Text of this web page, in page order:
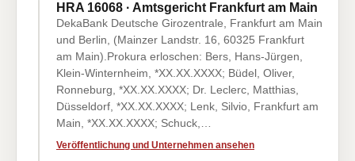
HRA 16068 · Amtsgericht Frankfurt am Main
DekaBank Deutsche Girozentrale, Frankfurt am Main
und Berlin, (Mainzer Landstr. 16, 60325 Frankfurt
am Main).Prokura erloschen: Bers, Hans-Jürgen,
Klein-Winternheim, *XX.XX.XXXX; Büdel, Oliver,
Ronneburg, *XX.XX.XXXX; Dr. Leclerc, Matthias,
Düsseldorf, *XX.XX.XXXX; Lenk, Silvio, Frankfurt am
Main, *XX.XX.XXXX; Schuck,…
Veröffentlichung und Unternehmen ansehen